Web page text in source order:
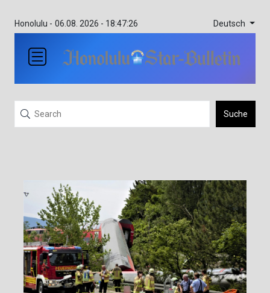
Honolulu - 06.08. 2026 - 18:47:26 Deutsch
Suche